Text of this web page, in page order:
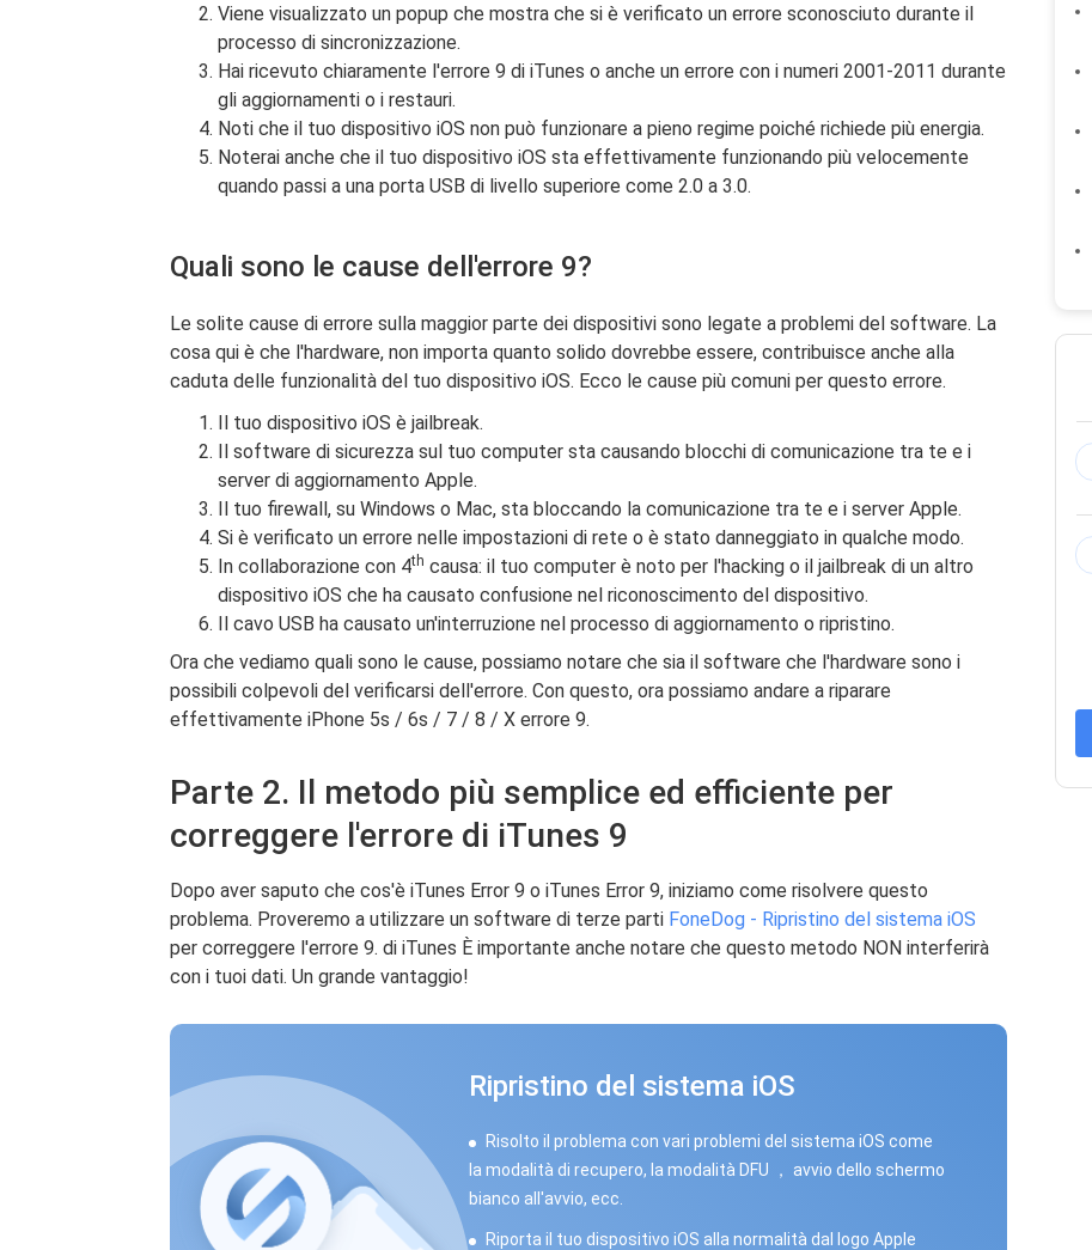
Viene visualizzato un popup che mostra che si è verificato un errore sconosciuto durante il
processo di sincronizzazione.
Hai ricevuto chiaramente l'errore 9 di iTunes o anche un errore con i numeri 2001-2011 durante
gli aggiornamenti o i restauri.
Noti che il tuo dispositivo iOS non può funzionare a pieno regime poiché richiede più energia.
Noterai anche che il tuo dispositivo iOS sta effettivamente funzionando più velocemente
quando passi a una porta USB di livello superiore come 2.0 a 3.0.
Quali sono le cause dell'errore 9?
Le solite cause di errore sulla maggior parte dei dispositivi sono legate a problemi del software. La
cosa qui è che l'hardware, non importa quanto solido dovrebbe essere, contribuisce anche alla
caduta delle funzionalità del tuo dispositivo iOS. Ecco le cause più comuni per questo errore.
Il tuo dispositivo iOS è jailbreak.
Il software di sicurezza sul tuo computer sta causando blocchi di comunicazione tra te e i
server di aggiornamento Apple.
Il tuo firewall, su Windows o Mac, sta bloccando la comunicazione tra te e i server Apple.
Si è verificato un errore nelle impostazioni di rete o è stato danneggiato in qualche modo.
In collaborazione con 4th causa: il tuo computer è noto per l'hacking o il jailbreak di un altro
dispositivo iOS che ha causato confusione nel riconoscimento del dispositivo.
Il cavo USB ha causato un'interruzione nel processo di aggiornamento o ripristino.
Ora che vediamo quali sono le cause, possiamo notare che sia il software che l'hardware sono i
possibili colpevoli del verificarsi dell'errore. Con questo, ora possiamo andare a riparare
effettivamente iPhone 5s / 6s / 7 / 8 / X errore 9.
Parte 2. Il metodo più semplice ed efficiente per
correggere l'errore di iTunes 9
Dopo aver saputo che cos'è iTunes Error 9 o iTunes Error 9, iniziamo come risolvere questo
problema. Proveremo a utilizzare un software di terze parti FoneDog - Ripristino del sistema iOS
per correggere l'errore 9. di iTunes È importante anche notare che questo metodo NON interferirà
con i tuoi dati. Un grande vantaggio!
Ripristino del sistema iOS
Risolto il problema con vari problemi del sistema iOS come
la modalità di recupero, la modalità DFU ， avvio dello schermo
bianco all'avvio, ecc.
Riporta il tuo dispositivo iOS alla normalità dal logo Apple